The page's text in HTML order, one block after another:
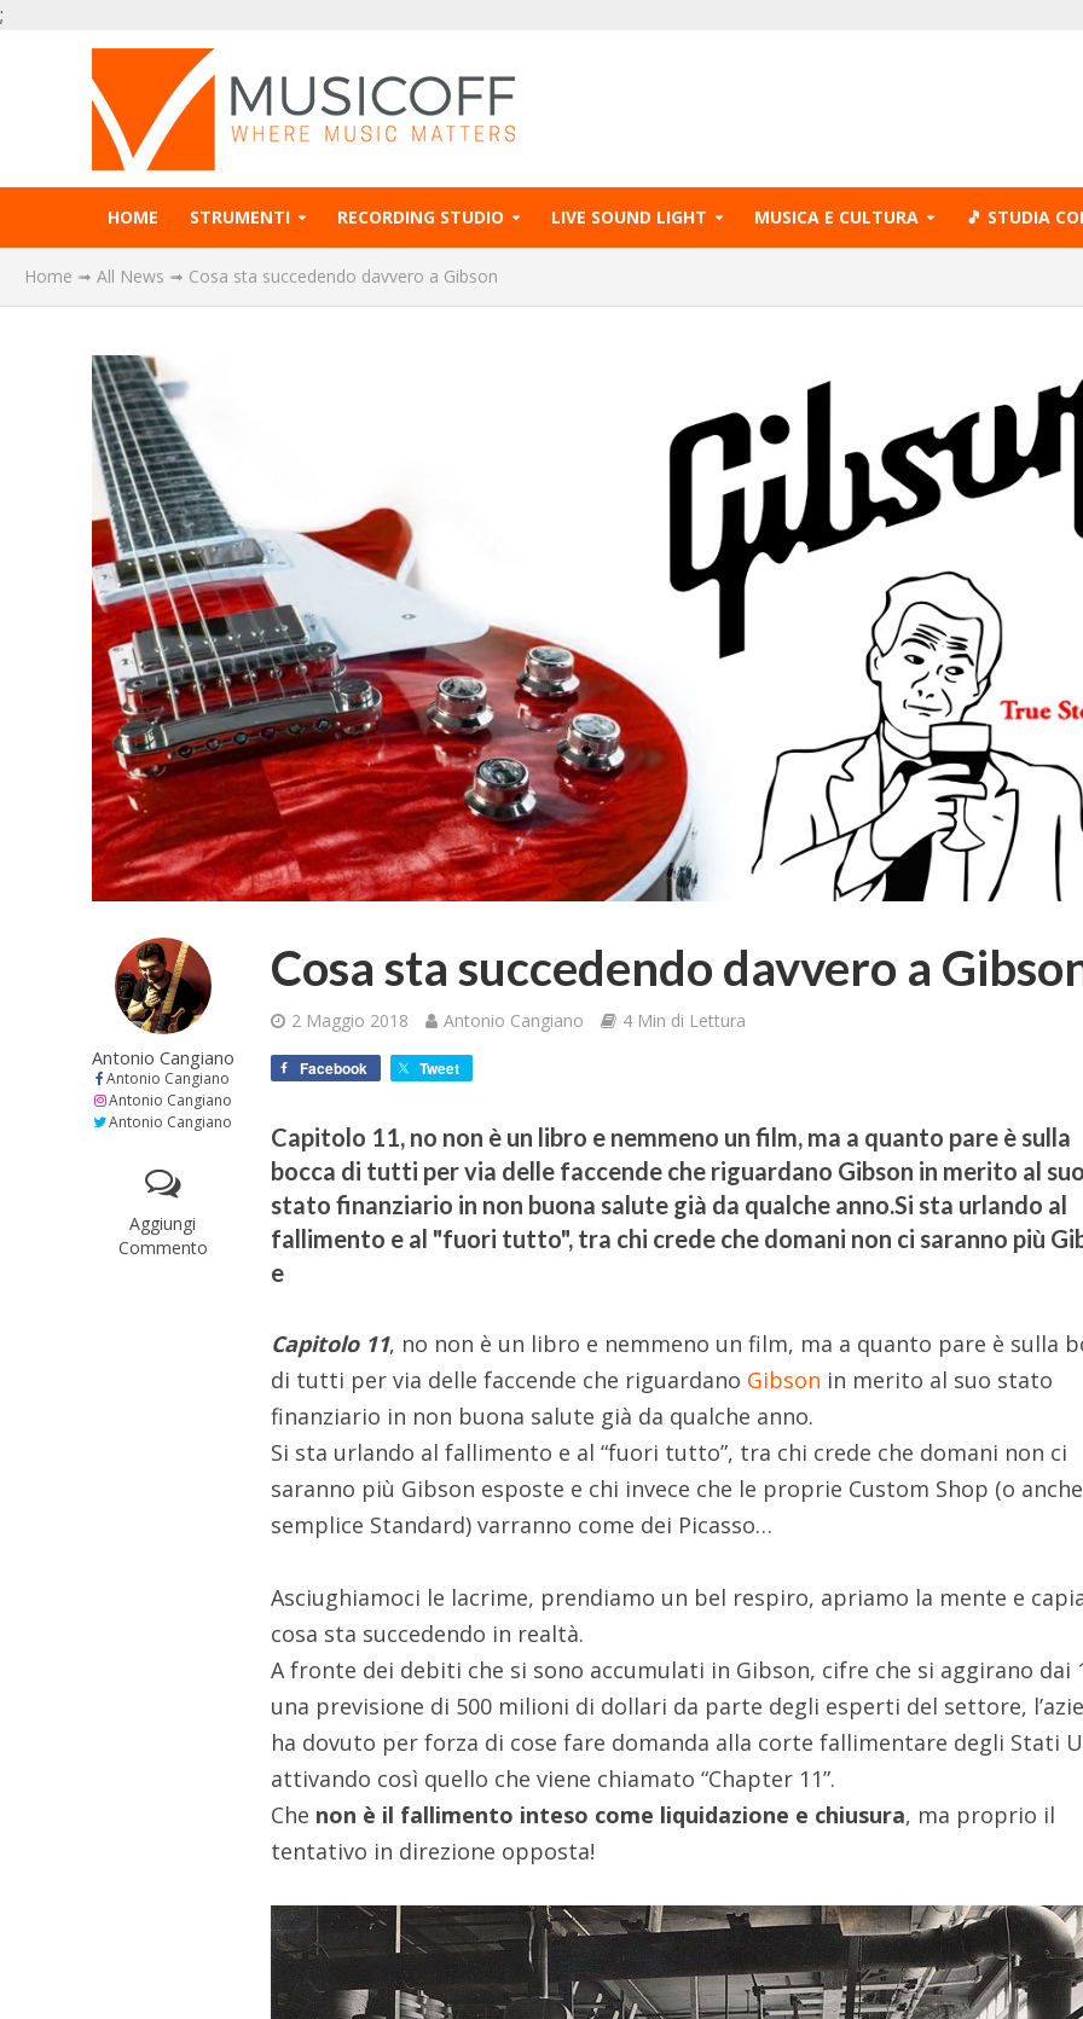
;
HOME STRUMENTI RECORDING STUDIO LIVE SOUND LIGHT MUSICA E CULTURA 🎵 STUDIA
Home ➟ All News ➟ Cosa sta succedendo davvero a Gibson
Antonio Cangiano
Antonio Cangiano
Antonio Cangiano
Antonio Cangiano
Aggiungi
Commento
Cosa sta succedendo davvero a
2 Maggio 2018 Antonio Cangiano 4 Min di Lettura
Facebook Tweet
Capitolo 11, no non è un libro e nemmeno un film, ma a quanto pare è sulla
bocca di tutti per via delle faccende che riguardano Gibson in merito al
stato finanziario in non buona salute già da qualche anno.Si sta urlando al
fallimento e al "fuori tutto", tra chi crede che domani non ci saranno più
e
Capitolo 11, no non è un libro e nemmeno un film, ma a quanto pare è sulla
di tutti per via delle faccende che riguardano Gibson in merito al suo stato
finanziario in non buona salute già da qualche anno.
Si sta urlando al fallimento e al “fuori tutto”, tra chi crede che domani non ci
saranno più Gibson esposte e chi invece che le proprie Custom Shop (o
semplice Standard) varranno come dei Picasso…
Asciughiamoci le lacrime, prendiamo un bel respiro, apriamo la mente e
cosa sta succedendo in realtà.
A fronte dei debiti che si sono accumulati in Gibson, cifre che si aggirano dai
una previsione di 500 milioni di dollari da parte degli esperti del settore,
ha dovuto per forza di cose fare domanda alla corte fallimentare degli Stati
attivando così quello che viene chiamato “Chapter 11”.
Che non è il fallimento inteso come liquidazione e chiusura, ma proprio il
tentativo in direzione opposta!